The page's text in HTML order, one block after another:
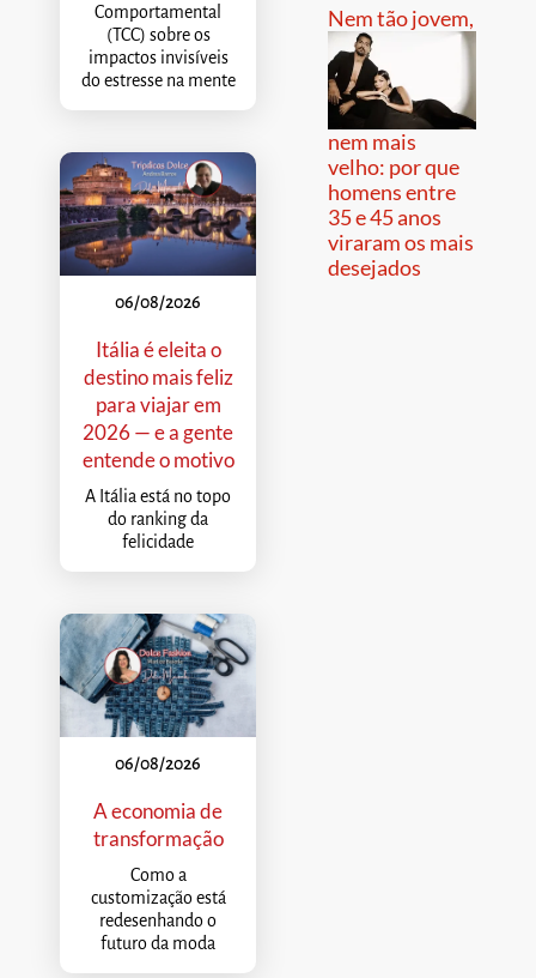
Comportamental
(TCC) sobre os
impactos invisíveis
do estresse na mente
06/08/2026
Itália é eleita o
destino mais feliz
para viajar em
2026 — e a gente
entende o motivo
A Itália está no topo
do ranking da
felicidade
06/08/2026
A economia de
transformação
Como a
customização está
redesenhando o
futuro da moda
Nem tão jovem,
nem mais
velho: por que
homens entre
35 e 45 anos
viraram os mais
desejados